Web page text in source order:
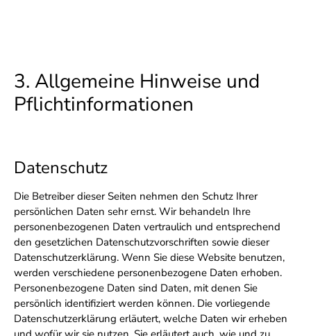
3. Allgemeine Hinweise und
Pflichtinformationen
Datenschutz
Die Betreiber dieser Seiten nehmen den Schutz Ihrer
persönlichen Daten sehr ernst. Wir behandeln Ihre
personenbezogenen Daten vertraulich und entsprechend
den gesetzlichen Datenschutzvorschriften sowie dieser
Datenschutzerklärung. Wenn Sie diese Website benutzen,
werden verschiedene personenbezogene Daten erhoben.
Personenbezogene Daten sind Daten, mit denen Sie
persönlich identifiziert werden können. Die vorliegende
Datenschutzerklärung erläutert, welche Daten wir erheben